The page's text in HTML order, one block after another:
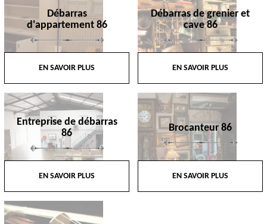
Débarras
d'appartement 86
EN SAVOIR PLUS
Débarras de grenier et
cave 86
EN SAVOIR PLUS
Entreprise de débarras
86
EN SAVOIR PLUS
Brocanteur 86
EN SAVOIR PLUS